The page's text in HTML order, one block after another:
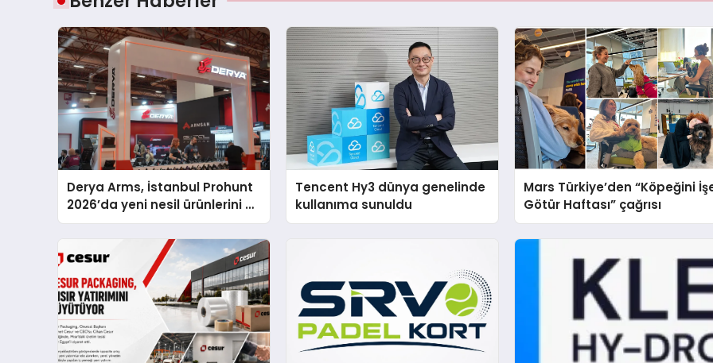
Derya Arms, İstanbul Prohunt
2026’da yeni nesil ürünlerini ve
global marka vizyonunu
Tencent Hy3 dünya genelinde
kullanıma sunuldu
Mars Türkiye’den “Köpeğini
Götür Haftası” çağrısı